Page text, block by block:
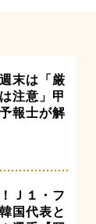
末は「厳
注意」甲
報士が解
Ｊ１・フ
国代表と